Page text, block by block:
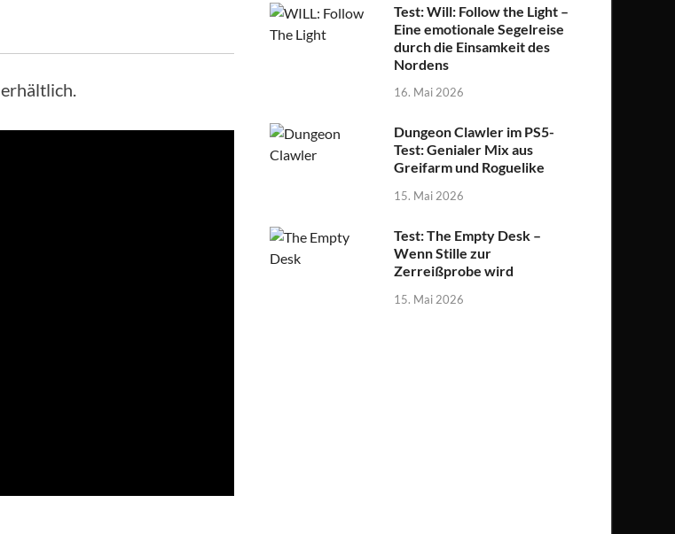
erhältlich.
Test: Will: Follow the Light –
Eine emotionale Segelreise
durch die Einsamkeit des
Nordens
16. Mai 2026
Dungeon Clawler im PS5-
Test: Genialer Mix aus
Greifarm und Roguelike
15. Mai 2026
Test: The Empty Desk –
Wenn Stille zur
Zerreißprobe wird
15. Mai 2026